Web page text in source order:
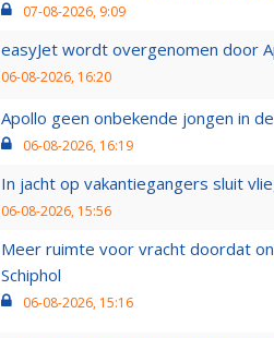
07-08-2026, 9:09
easyJet wordt overgenomen door
06-08-2026, 16:20
Apollo geen onbekende jongen in
06-08-2026, 16:19
In jacht op vakantiegangers sluit
06-08-2026, 15:56
Meer ruimte voor vracht doordat
Schiphol
06-08-2026, 15:16